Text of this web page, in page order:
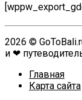
2026 ©
и ❤
Главная
Карта сайта